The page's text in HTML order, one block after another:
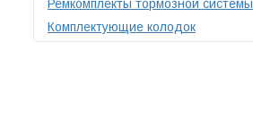
Ремкомплекты тормозной системы
Комплектующие колодок